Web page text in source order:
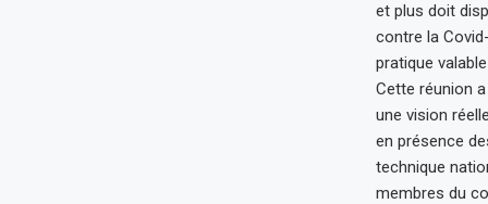
et plus doit
contre la
pratique
Cette réunion
une vision
en présence
technique
membres du